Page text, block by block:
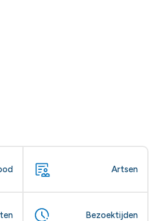
Artsen
Bezoektijden